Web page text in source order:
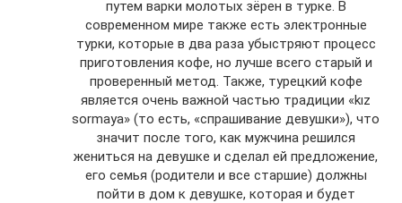
путем варки молотых зёрен в турке. В
современном мире также есть электронные
турки, которые в два раза убыстряют процесс
приготовления кофе, но лучше всего старый и
проверенный метод. Также, турецкий кофе
является очень важной частью традиции «kız
sormaya» (то есть, «спрашивание девушки»), что
значит после того, как мужчина решился
жениться на девушке и сделал ей предложение,
его семья (родители и все старшие) должны
пойти в дом к девушке, которая и будет